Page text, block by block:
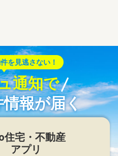
を見逃さない！
通知で
報が届く
住宅・不動産
アプリ